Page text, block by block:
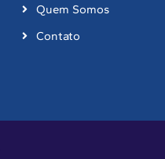
Quem Somos
Contato